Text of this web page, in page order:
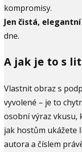
kompromisy.
Jen čistá,
dne.
A jak je to s
Vlastnit obraz s
vyvolené – je to
osobní výraz vkusu,
jak hostům ukážete
autora a číslem